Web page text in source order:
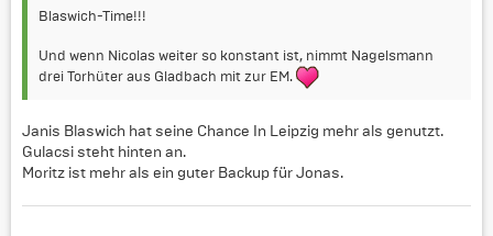
Blaswich-Time!!!
Und wenn Nicolas weiter so konstant ist, nimmt Nagelsmann
drei Torhüter aus Gladbach mit zur EM.
Janis Blaswich hat seine Chance In Leipzig mehr als genutzt.
Gulacsi steht hinten an.
Moritz ist mehr als ein guter Backup für Jonas.